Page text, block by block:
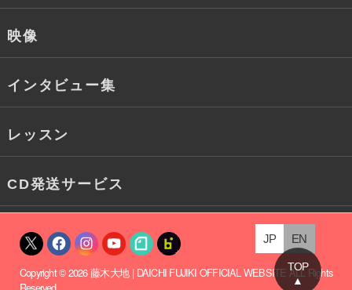
映像
インタビュー集
レッスン
CD発送サービス
X FacebookInstagramYouTube
note fanclub
Copyright © 2026藤木大地 | DAICHI FUJIKI OFFICIAL WEBSITE ALL Rights
JP EN
TOP
▲